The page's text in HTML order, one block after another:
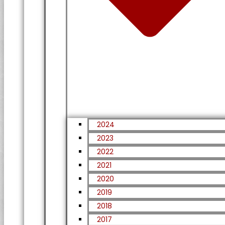
2024
2023
2022
2021
2020
2019
2018
2017